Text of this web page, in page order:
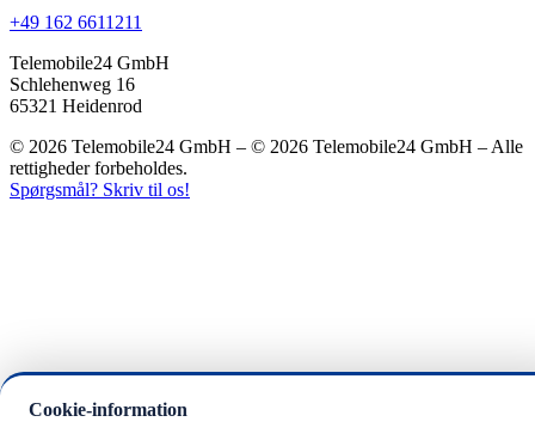
+49 162 6611211
Telemobile24 GmbH
Schlehenweg 16
65321 Heidenrod
© 2026 Telemobile24 GmbH – © 2026 Telemobile24 GmbH – Alle
rettigheder forbeholdes.
Spørgsmål? Skriv til os!
Cookie-information